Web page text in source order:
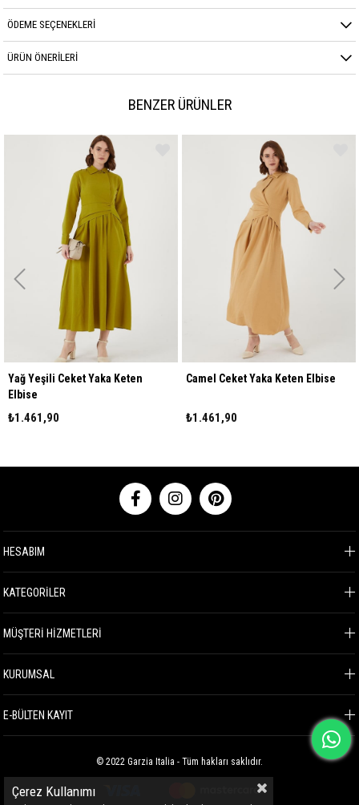
Sezon
Kumaş Cinsi ŞİFON
ÖDEME SEÇENEKLERI
ÜRÜN ÖNERILERI
BENZER ÜRÜNLER
Ceket Yaka Keten Camel Ceket Yaka Keten Elbise
₺1.461,90
Bej
HESABIM
KATEGORİLER
MÜŞTERİ HİZMETLERİ
KURUMSAL
E-BÜLTEN KAYIT
© 2022 Garzia Italia - Tüm hakları saklıdır.
Çerez Kullanımı